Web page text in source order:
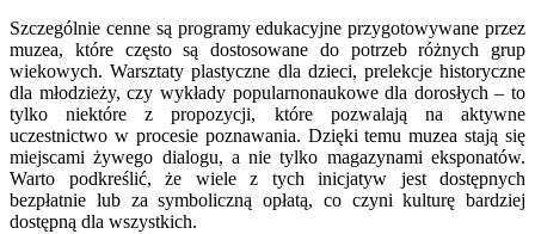
Szczególnie cenne są programy edukacyjne przygotowywane przez
muzea, które często są dostosowane do potrzeb różnych grup
wiekowych. Warsztaty plastyczne dla dzieci, prelekcje historyczne
dla młodzieży, czy wykłady popularnonaukowe dla dorosłych – to
tylko niektóre z propozycji, które pozwalają na aktywne
uczestnictwo w procesie poznawania. Dzięki temu muzea stają się
miejscami żywego dialogu, a nie tylko magazynami eksponatów.
Warto podkreślić, że wiele z tych inicjatyw jest dostępnych
bezpłatnie lub za symboliczną opłatą, co czyni kulturę bardziej
dostępną dla wszystkich.